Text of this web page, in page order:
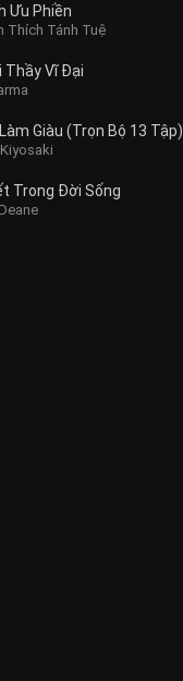
Ưu Phiền
Thích Tánh Tuệ
Thầy Vĩ Đại
Giàu (Trọn Bộ 13 Tập)
Trong Đời Sống